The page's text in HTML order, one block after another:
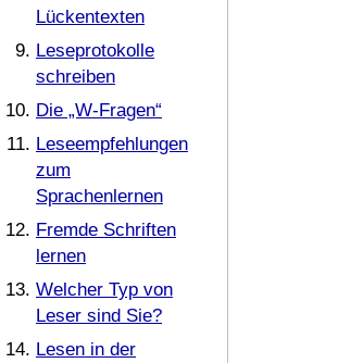
Lückentexten
Leseprotokolle
schreiben
Die „W-Fragen“
Leseempfehlungen
zum
Sprachenlernen
Fremde Schriften
lernen
Welcher Typ von
Leser sind Sie?
Lesen in der